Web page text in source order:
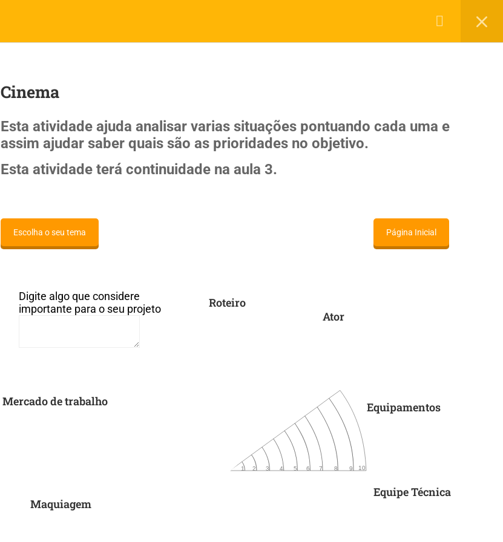
Cinema
Esta atividade ajuda analisar varias situações pontuando cada uma e
assim ajudar saber quais são as prioridades no objetivo.
Esta atividade terá continuidade na aula 3.
Escolha o seu tema Página Inicial
Digite algo que considere
importante para o seu projeto
9
8
7
6
5
4
3
2
1 10
Roteiro
Ator
Equipamentos
Equipe Técnica
Maquiagem
Mercado de trabalho